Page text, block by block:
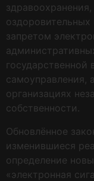
здравоохранения,
запретом
государственной
самоуправления,
организациях
собственности.
Обновлённое
изменившиеся
определение
«электронная